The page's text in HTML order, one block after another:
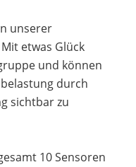
unserer
etwas Glück
und können
durch
sichtbar zu
10 Sensoren